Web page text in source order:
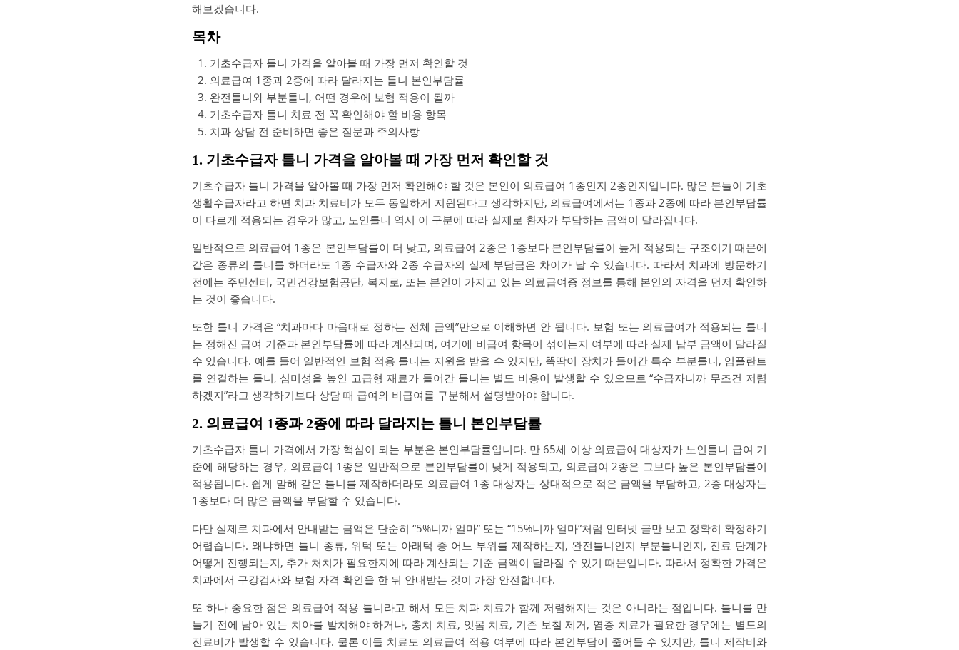
해보겠습니다.
목차
기초수급자 틀니 가격을 알아볼 때 가장 먼저 확인할 것
의료급여 1종과 2종에 따라 달라지는 틀니 본인부담률
완전틀니와 부분틀니, 어떤 경우에 보험 적용이 될까
기초수급자 틀니 치료 전 꼭 확인해야 할 비용 항목
치과 상담 전 준비하면 좋은 질문과 주의사항
1. 기초수급자 틀니 가격을 알아볼 때 가장 먼저 확인할 것
기초수급자 틀니 가격을 알아볼 때 가장 먼저 확인해야 할 것은 본인이 의료급여 1종인지 2종인지입니다. 많은 분들이 기초
생활수급자라고 하면 치과 치료비가 모두 동일하게 지원된다고 생각하지만, 의료급여에서는 1종과 2종에 따라 본인부담률
이 다르게 적용되는 경우가 많고, 노인틀니 역시 이 구분에 따라 실제로 환자가 부담하는 금액이 달라집니다.
일반적으로 의료급여 1종은 본인부담률이 더 낮고, 의료급여 2종은 1종보다 본인부담률이 높게 적용되는 구조이기 때문에
같은 종류의 틀니를 하더라도 1종 수급자와 2종 수급자의 실제 부담금은 차이가 날 수 있습니다. 따라서 치과에 방문하기
전에는 주민센터, 국민건강보험공단, 복지로, 또는 본인이 가지고 있는 의료급여증 정보를 통해 본인의 자격을 먼저 확인하
는 것이 좋습니다.
또한 틀니 가격은 “치과마다 마음대로 정하는 전체 금액”만으로 이해하면 안 됩니다. 보험 또는 의료급여가 적용되는 틀니
는 정해진 급여 기준과 본인부담률에 따라 계산되며, 여기에 비급여 항목이 섞이는지 여부에 따라 실제 납부 금액이 달라질
수 있습니다. 예를 들어 일반적인 보험 적용 틀니는 지원을 받을 수 있지만, 똑딱이 장치가 들어간 특수 부분틀니, 임플란트
를 연결하는 틀니, 심미성을 높인 고급형 재료가 들어간 틀니는 별도 비용이 발생할 수 있으므로 “수급자니까 무조건 저렴
하겠지”라고 생각하기보다 상담 때 급여와 비급여를 구분해서 설명받아야 합니다.
2. 의료급여 1종과 2종에 따라 달라지는 틀니 본인부담률
기초수급자 틀니 가격에서 가장 핵심이 되는 부분은 본인부담률입니다. 만 65세 이상 의료급여 대상자가 노인틀니 급여 기
준에 해당하는 경우, 의료급여 1종은 일반적으로 본인부담률이 낮게 적용되고, 의료급여 2종은 그보다 높은 본인부담률이
적용됩니다. 쉽게 말해 같은 틀니를 제작하더라도 의료급여 1종 대상자는 상대적으로 적은 금액을 부담하고, 2종 대상자는
1종보다 더 많은 금액을 부담할 수 있습니다.
다만 실제로 치과에서 안내받는 금액은 단순히 “5%니까 얼마” 또는 “15%니까 얼마”처럼 인터넷 글만 보고 정확히 확정하기
어렵습니다. 왜냐하면 틀니 종류, 위턱 또는 아래턱 중 어느 부위를 제작하는지, 완전틀니인지 부분틀니인지, 진료 단계가
어떻게 진행되는지, 추가 처치가 필요한지에 따라 계산되는 기준 금액이 달라질 수 있기 때문입니다. 따라서 정확한 가격은
치과에서 구강검사와 보험 자격 확인을 한 뒤 안내받는 것이 가장 안전합니다.
또 하나 중요한 점은 의료급여 적용 틀니라고 해서 모든 치과 치료가 함께 저렴해지는 것은 아니라는 점입니다. 틀니를 만
들기 전에 남아 있는 치아를 발치해야 하거나, 충치 치료, 잇몸 치료, 기존 보철 제거, 염증 치료가 필요한 경우에는 별도의
진료비가 발생할 수 있습니다. 물론 이들 치료도 의료급여 적용 여부에 따라 본인부담이 줄어들 수 있지만, 틀니 제작비와